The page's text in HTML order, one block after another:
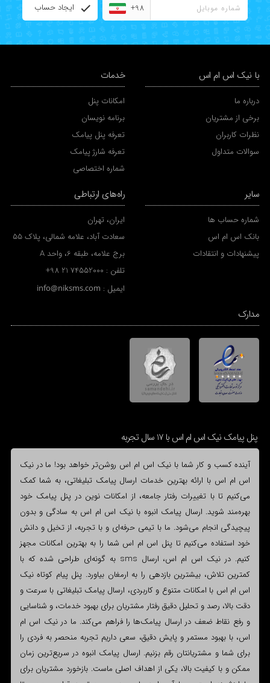
+98 ایجاد حساب
با نیک اس ام اس
درباره ما
برخی از مشتریان
نظرات کاربران
سوالات متداول
خدمات
امکانات پنل
برنامه نویسان
تعرفه پنل پیامک
تعرفه شارژ پیامک
شماره اختصاصی
سایر
شماره حساب ها
بانک اس ام اس
پیشنهادات و انتقادات
راه‌های ارتباطی
ایران، تهران
سعادت آباد، علامه شمالی، پلاک 55
برج علامه، طبقه 6، واحد A
تلفن : +98 21 74552000
ایمیل : info@niksms.com
مدارک
پنل پیامک نیک اس ام اس با 17 سال تجربه
آینده کسب و کار شما با نیک اس ام اس روشن‌تر خواهد بود! ما در نیک
اس ام اس با ارائه بهترین خدمات ارسال پیامک تبلیغاتی، به شما کمک
می‌کنیم تا با تغییرات رفتار جامعه، از امکانات نوین در پنل پیامک خود
بهره‌مند شوید. ارسال پیامک انبوه با نیک اس ام اس به سادگی و بدون
پیچیدگی انجام می‌شود. ما با تیمی حرفه‌ای و با تجربه، از تخیل و دانش
خود استفاده می‌کنیم تا پنل اس ام اس شما را به بهترین امکانات مجهز
کنیم. در نیک اس ام اس، ارسال sms به گونه‌ای طراحی شده که با
کمترین تلاش، بیشترین بازدهی را به ارمغان بیاورد. پنل پیام کوتاه نیک
اس ام اس با امکانات متنوع و کاربردی، ارسال پیامک تبلیغاتی با سرعت و
دقت بالا، رصد و تحلیل دقیق رفتار مشتریان برای بهبود خدمات، و شناسایی
و رفع نقاط ضعف در ارسال پیامک‌ها را فراهم می‌کند. ما در نیک اس ام
اس، با بهبود مستمر و پایش دقیق، سعی داریم تجربه منحصر به فردی را
برای شما و مشتریانتان رقم بزنیم. ارسال پیامک انبوه در سریع‌ترین زمان
ممکن و با کیفیت بالا، یکی از اهداف اصلی ماست. بازخورد مشتریان برای